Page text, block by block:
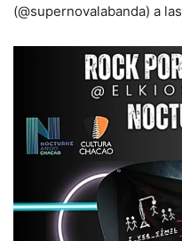
(@supernovalabanda) a las